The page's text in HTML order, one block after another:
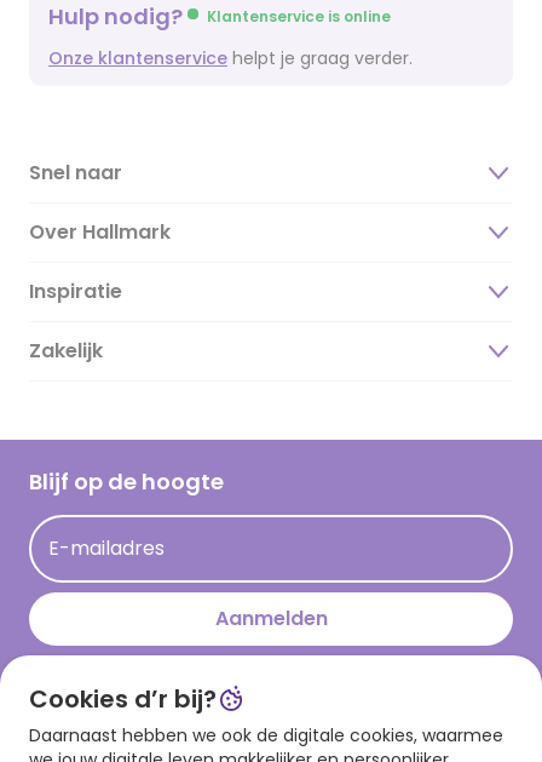
Hulp nodig? Klantenservice is online
Onze klantenservice helpt je graag verder.
Snel naar
Over Hallmark
Over ons
Duurzaamheid
Hallmark Kaartclub
Acties
Persberichten
Hallmark en Kinderpostzegels
Inspiratie
Magazine
Cadeau inspiratie
Kaartinspiratie
Zakelijk
Blijf op de hoogte
E-mailadres
Aanmelden
Download onze app
Cookies d’r bij?
Daarnaast hebben we ook de digitale cookies, waarmee